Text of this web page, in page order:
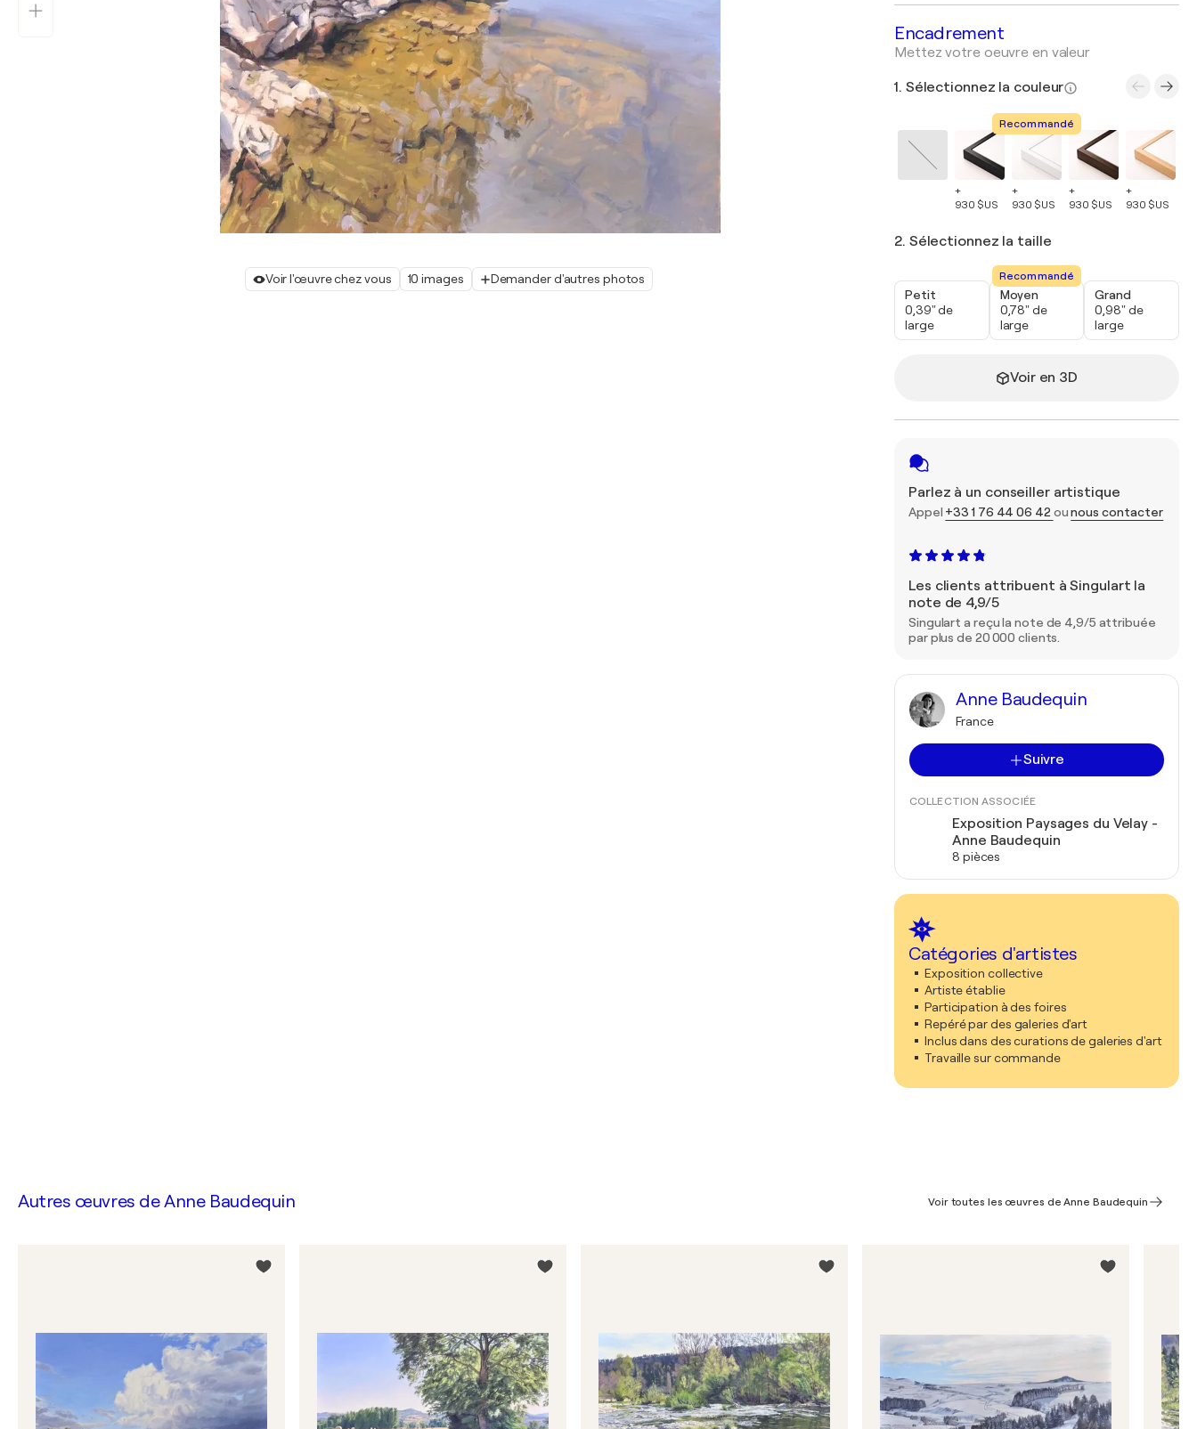
Voir l'œuvre chez vous 10 images Demander d'autres photos
Encadrement
Mettez votre oeuvre en valeur
1. Sélectionnez la couleur
+
930 $US
Recommandé
+
930 $US
+
930 $US
+
930 $US
2. Sélectionnez la taille
Petit
0,39" de
large
Recommandé
Moyen
0,78" de
large
Grand
0,98" de
large
Voir en 3D
Parlez à un conseiller artistique
Appel +33 1 76 44 06 42 ounous contacter
Les clients attribuent à Singulart la
note de 4,9/5
Singulart a reçu la note de 4,9/5 attribuée
par plus de 20 000 clients.
Anne Baudequin
France
Suivre
COLLECTION ASSOCIÉE
Exposition Paysages du Velay -
Anne Baudequin
8 pièces
Catégories d'artistes
Exposition collective
Artiste établie
Participation à des foires
Repéré par des galeries d'art
Inclus dans des curations de galeries d'art
Travaille sur commande
Autres œuvres deAnne Baudequin Voir toutes les œuvres de Anne Baudequin